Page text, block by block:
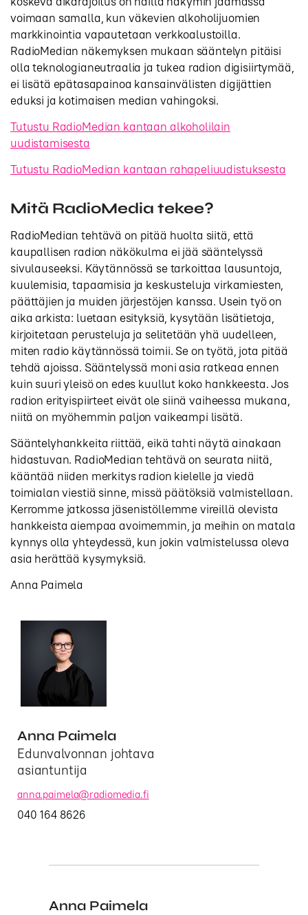
voimaan samalla, kun väkevien alkoholijuomien
markkinointia vapautetaan verkkoalustoilla.
RadioMedian näkemyksen mukaan sääntelyn pitäisi
olla teknologianeutraalia ja tukea radion digisiirtymää,
ei lisätä epätasapainoa kansainvälisten digijättien
eduksi ja kotimaisen median vahingoksi.
Tutustu RadioMedian kantaan alkoholilain
uudistamisesta
Tutustu RadioMedian kantaan rahapeliuudistuksesta
Mitä RadioMedia tekee?
RadioMedian tehtävä on pitää huolta siitä, että
kaupallisen radion näkökulma ei jää sääntelyssä
sivulauseeksi. Käytännössä se tarkoittaa lausuntoja,
kuulemisia, tapaamisia ja keskusteluja virkamiesten,
päättäjien ja muiden järjestöjen kanssa. Usein työ on
aika arkista: luetaan esityksiä, kysytään lisätietoja,
kirjoitetaan perusteluja ja selitetään yhä uudelleen,
miten radio käytännössä toimii. Se on työtä, jota pitää
tehdä ajoissa. Sääntelyssä moni asia ratkeaa ennen
kuin suuri yleisö on edes kuullut koko hankkeesta. Jos
radion erityispiirteet eivät ole siinä vaiheessa mukana,
niitä on myöhemmin paljon vaikeampi lisätä.
Sääntelyhankkeita riittää, eikä tahti näytä ainakaan
hidastuvan. RadioMedian tehtävä on seurata niitä,
kääntää niiden merkitys radion kielelle ja viedä
toimialan viestiä sinne, missä päätöksiä valmistellaan.
Kerromme jatkossa jäsenistöllemme vireillä olevista
hankkeista aiempaa avoimemmin, ja meihin on matala
kynnys olla yhteydessä, kun jokin valmistelussa oleva
asia herättää kysymyksiä.
Anna Paimela
Artikkeliin
liitetty
henkilö
Anna Paimela
Edunvalvonnan johtava
asiantuntija
anna.paimela@radiomedia.fi
040 164 8626
Anna Paimela